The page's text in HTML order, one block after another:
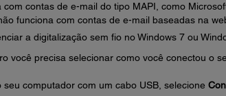
contas de e-mail do tipo MAPI, como
funciona com contas de e-mail baseadas na
a digitalização sem fio no Windows 7 ou
você precisa selecionar como você conectou o
computador com um cabo USB, selecione